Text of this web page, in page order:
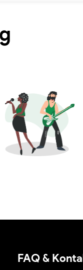
FAQ &